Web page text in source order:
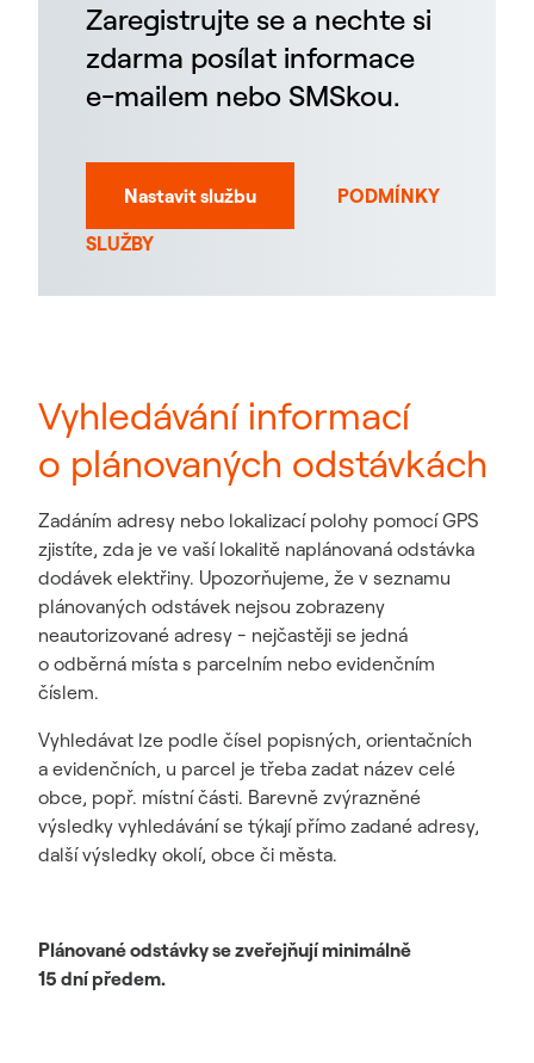
Zaregistrujte se a nechte si
zdarma posílat informace
e-mailem nebo SMSkou.
Nastavit službu
PODMÍNKY
SLUŽBY
Vyhledávání informací
o plánovaných odstávkách
Zadáním adresy nebo lokalizací polohy pomocí GPS
zjistíte, zda je ve vaší lokalitě naplánovaná odstávka
dodávek elektřiny. Upozorňujeme, že v seznamu
plánovaných odstávek nejsou zobrazeny
neautorizované adresy - nejčastěji se jedná
o odběrná místa s parcelním nebo evidenčním
číslem.
Vyhledávat lze podle čísel popisných, orientačních
a evidenčních, u parcel je třeba zadat název celé
obce, popř. místní části. Barevně zvýrazněné
výsledky vyhledávání se týkají přímo zadané adresy,
další výsledky okolí, obce či města.
Plánované odstávky se zveřejňují minimálně
15 dní předem.